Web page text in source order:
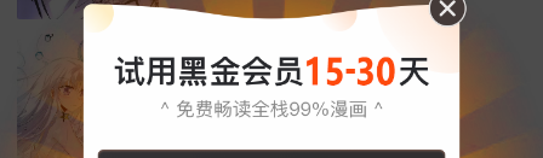
三眼哮天录
恋爱 热血 玄幻